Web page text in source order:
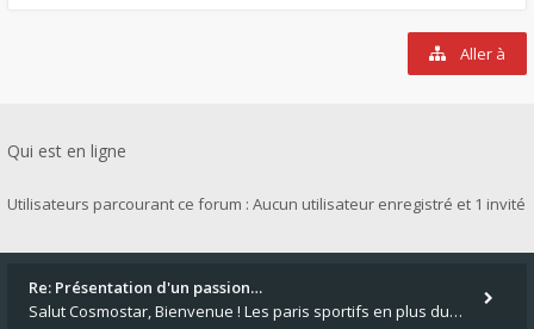
Aller à
Qui est en ligne
Utilisateurs parcourant ce forum : Aucun utilisateur enregistré et 1 invité
Re: Présentation d'un passion…
Salut Cosmostar, Bienvenue ! Les paris sportifs en plus du poker, c'est ce que je fais aussi. Surtout la NBA, je mise su